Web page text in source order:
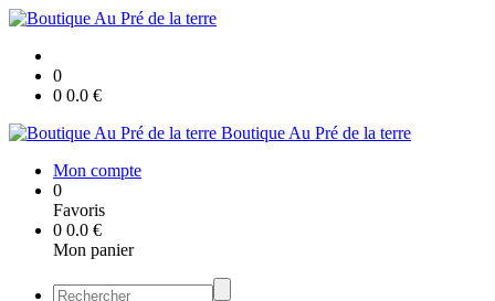
0
0 0.0 €
Boutique Au Pré de la terre
Mon compte
0
Favoris
0 0.0 €
Mon panier